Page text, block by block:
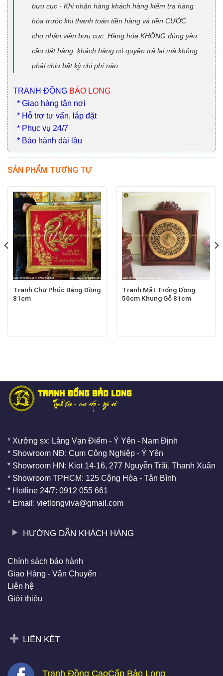
bưu cục - Khi nhận hàng khách hàng kiểm tra hàng
hóa trước khi thanh toán tiền hàng và tiền CƯỚC
cho nhân viên bưu cục. Hàng hóa KHÔNG đúng yêu
cầu đặt hàng, khách hàng có quyền trả lại mà không
phải chịu bất kỳ chi phí nào.
TRANH ĐỒNG BẢO LONG
* Giao hàng tận nơi
* Hỗ trợ tư vấn, lắp đặt
* Phục vụ 24/7
* Bảo hành dài lâu
SẢN PHẨM TƯƠNG TỰ
Tranh Chữ Phúc Bằng Đồng
81cm
Tranh Mặt Trống Đồng
50cm Khung Gỗ 81cm
* Xưởng sx: Làng Vạn Điểm - Ý Yên - Nam Định
* Showroom NĐ: Cụm Công Nghiệp - Ý Yên
* Showroom HN: Kiot 14-16, 277 Nguyễn Trãi, Thanh Xuân
* Showroom TPHCM: 125 Cộng Hòa - Tân Bình
* Hotline 24/7: 0912 055 661
* Email: vietlongviva@gmail.com
HƯỚNG DẪN KHÁCH HÀNG
Chính sách bảo hành
Giao Hàng - Vận Chuyển
Liên hệ
Giới thiệu
LIÊN KẾT
Tranh Đồng CaoCấp Bảo Long